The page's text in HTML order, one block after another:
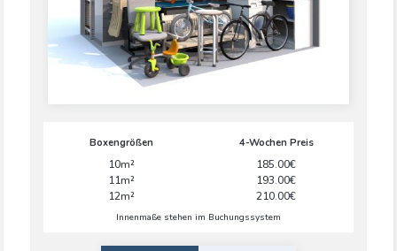
Boxengrößen
10m²
11m²
12m²
4-Wochen Preis
185.00€
193.00€
210.00€
Innenmaße stehen im Buchungssystem